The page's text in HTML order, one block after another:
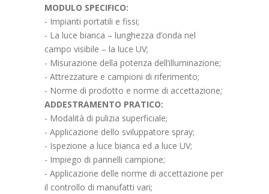
MODULO SPECIFICO:
- Impianti portatili e fissi;
- La luce bianca – lunghezza d’onda nel
campo visibile – la luce UV;
- Misurazione della potenza dell’illuminazione;
- Attrezzature e campioni di riferimento;
- Norme di prodotto e norme di accettazione;
ADDESTRAMENTO PRATICO:
- Modalità di pulizia superficiale;
- Applicazione dello sviluppatore spray;
- Ispezione a luce bianca ed a luce UV;
- Impiego di pannelli campione;
- Applicazione delle norme di accettazione per
il controllo di manufatti vari;